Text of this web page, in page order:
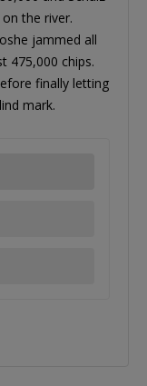
on the river.
jammed all
475,000 chips.
finally letting
mark.